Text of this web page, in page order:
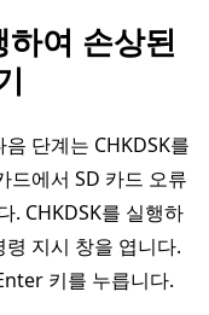
하여 손상된
단계는 CHKDSK를
드에서 SD 카드 오류
. CHKDSK를 실행하
지시 창을 엽니다.
키를 누릅니다.